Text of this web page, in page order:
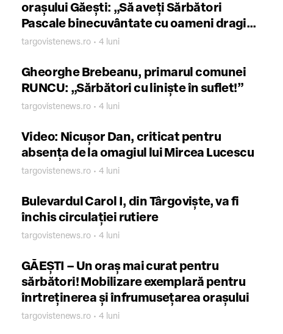
orașului Găești: „Să aveți Sărbători
Pascale binecuvântate cu oameni dragi
aproape!”
targovistenews.ro • 4 luni
Gheorghe Brebeanu, primarul comunei
RUNCU: „Sărbători cu liniște în suflet!”
targovistenews.ro • 4 luni
Video: Nicușor Dan, criticat pentru
absența de la omagiul lui Mircea Lucescu
targovistenews.ro • 4 luni
Bulevardul Carol I, din Târgoviște, va fi
închis circulației rutiere
targovistenews.ro • 4 luni
GĂEȘTI – Un oraș mai curat pentru
sărbători! Mobilizare exemplară pentru
înrtreținerea și înfrumusețarea orașului
targovistenews.ro • 4 luni